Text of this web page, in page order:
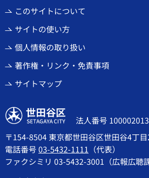
このサイトについて
サイトの使い方
個人情報の取り扱い
著作権・リンク・免責事項
サイトマップ
世田谷区
法人番号
〒154-8504 東京都世田谷区世田谷4丁
電話番号03-5432-1111 （代表）
ファクシミリ 03-5432-3001（広報広聴課